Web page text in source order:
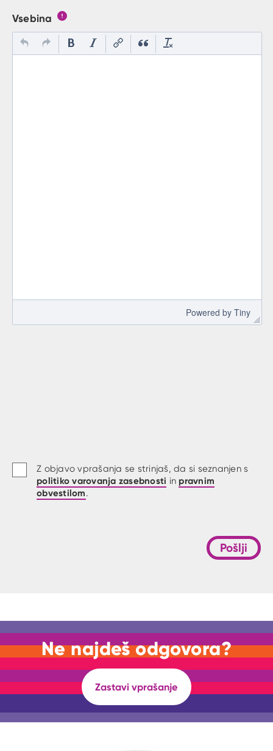
Vsebina
Powered by Tiny
Z objavo vprašanja se strinjaš, da si seznanjen s
politiko varovanja zasebnosti in pravnim
obvestilom.
Pošlji
Ne najdeš odgovora?
Zastavi vprašanje